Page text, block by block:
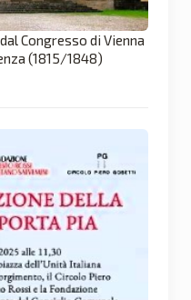
Congresso di Vienna
(1815/1848)